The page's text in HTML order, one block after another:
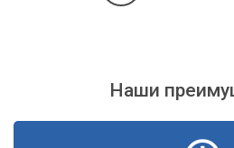
Наши